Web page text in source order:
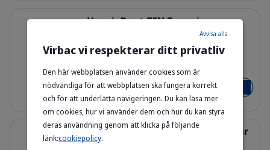
308303_Bag_Veggiedent-
VeggieDent ZEN Tuggpinnar
Tillskott | För avslappnande
tandvård
XS - S - L - M
Från 174,00 kr Lägg i
VEGGIEDENT® FR3SH™ Tuggpinnar
| Tillskott för god munhygien
Virbac vi respekterar ditt privatliv
Den här webbplatsen använder cookies som är
nödvändiga för att webbplatsen ska fungera korrekt
och för att underlätta navigeringen. Du kan läsa mer
om cookies, hur vi använder dem och hur du kan styra
deras användning genom att klicka på följande
länk:cookiepolicy.
Avvisa alla